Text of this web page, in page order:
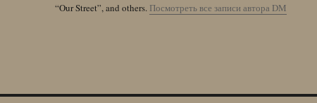
“Our Street”, and others. Посмотреть все записи автора DM